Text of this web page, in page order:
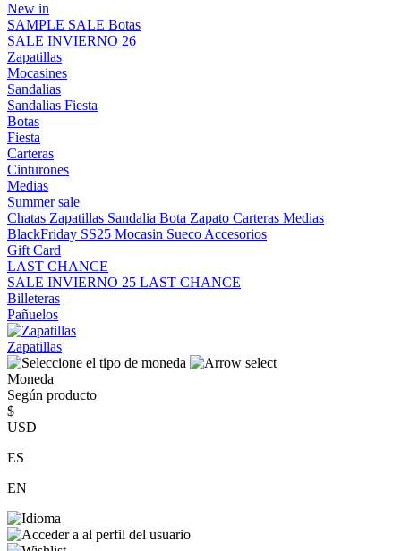
New in
SAMPLE SALE Botas
SALE INVIERNO 26
Zapatillas
Mocasines
Sandalias
Sandalias Fiesta
Botas
Fiesta
Carteras
Cinturones
Medias
Summer sale
Chatas Zapatillas Sandalia Bota Zapato Carteras Medias
BlackFriday SS25 Mocasin Sueco Accesorios
Gift Card
LAST CHANCE
SALE INVIERNO 25 LAST CHANCE
Billeteras
Pañuelos
Zapatillas
Moneda
Según producto
$
USD
ES
EN